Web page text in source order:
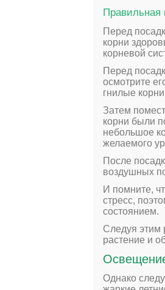
Правильная
Перед
корни
корневой
Перед
осмотрите
гнилые
Затем
корни были
небольшое
желаемого
После
воздушных
И помните,
стресс,
состоянием.
Следуя этим
растение и
Однако